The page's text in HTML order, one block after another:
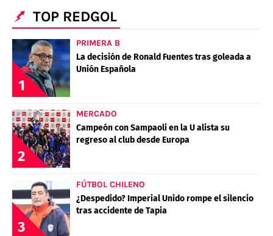
POLÍTICAS DE PRIVACIDAD
POLÍTICA EDITORIAL
PUBLICIDAD / ADS
CONTACTO
AD CHOICES
ENTREVISTAS
APUESTAS
Términos y Condiciones
Políticas de Privacidad
Ad Choices
RedGol, al igual que Futbol Sites, es una
compañía perteneciente a Better Collective.
Todos los derechos reservados
TOP REDGOL
1
PRIMERA B
La decisión de Ronald Fuentes tras goleada a
Unión Española
2
MERCADO
Campeón con Sampaoli en la U alista su
regreso al club desde Europa
3
FÚTBOL CHILENO
¿Despedido? Imperial Unido rompe el silencio
tras accidente de Tapia